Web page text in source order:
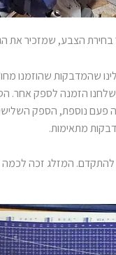
הצבע, שמזכיר את
שהמדבקות שהוזמנו
שלחנו הזמנה לספק אחר.
פעם נוספת, הספק השלישי.
מתאימות.
להתקדם. המזלג זכה לכמה